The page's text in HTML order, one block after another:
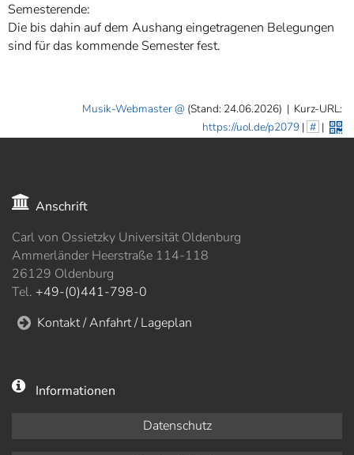
Semesterende:
Die bis dahin auf dem Aushang eingetragenen Belegungen
sind für das kommende Semester fest.
Musik-Webmaster (Stand: 24.06.2026) | Kurz-URL:
https://uol.de/p2079| # |
Anschrift
Carl von Ossietzky Universität Oldenburg
Ammerländer Heerstraße 114-118
26129 Oldenburg
Tel. +49-(0)441-798-0
Kontakt / Anfahrt / Lageplan
Informationen
Datenschutz